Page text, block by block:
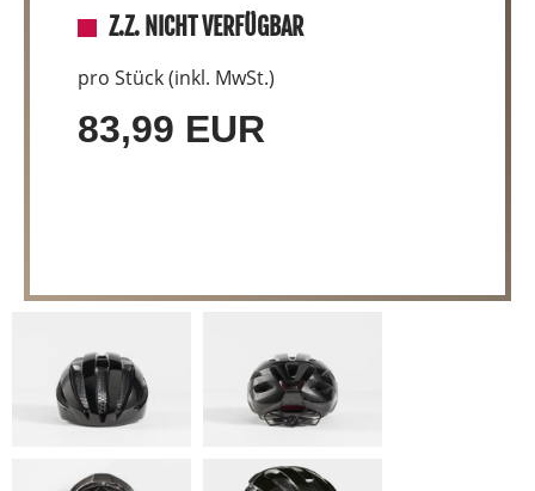
Z.Z. NICHT VERFÜGBAR
pro Stück (inkl. MwSt.)
83,99 EUR